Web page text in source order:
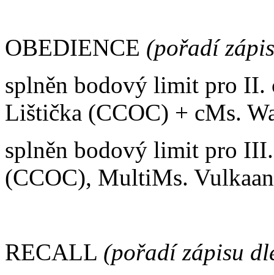
OBEDIENCE (pořadí
splněn bodový limit pro II.
Lištička (CCOC) + cMs.
splněn bodový limit pro
(CCOC), MultiMs.
RECALL (pořadí zápisu